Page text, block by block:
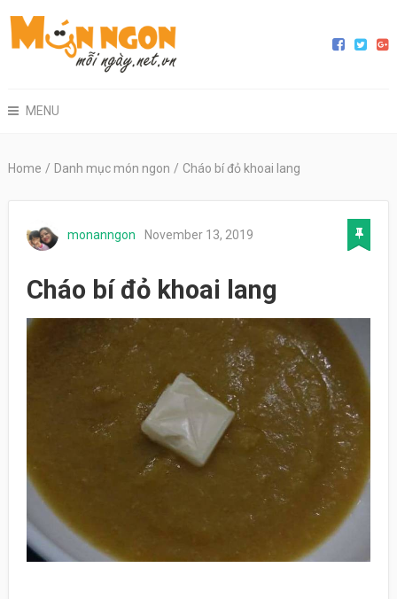
MENU
Home / Danh mục món ngon / Cháo bí đỏ khoai lang
monanngon November 13, 2019
Cháo bí đỏ khoai lang